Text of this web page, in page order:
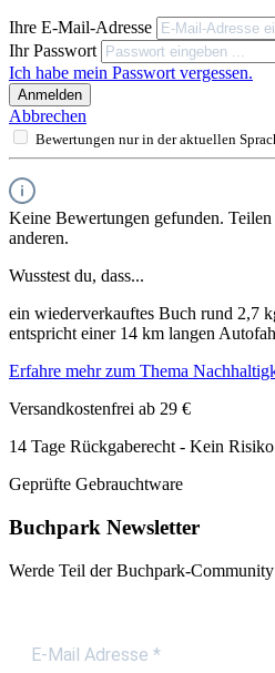
Ihre E-Mail-Adresse
Ihr Passwort
Ich habe mein Passwort vergessen.
Anmelden
Abbrechen
Bewertungen nur in der aktuellen
Keine Bewertungen gefunden.
anderen.
Wusstest du, dass...
ein wiederverkauftes Buch rund 2,7
entspricht einer 14 km langen
Erfahre mehr zum Thema
Versandkostenfrei ab 29 €
14 Tage Rückgaberecht - Kein Risiko
Geprüfte Gebrauchtware
Buchpark Newsletter
Werde Teil der Buchpark-